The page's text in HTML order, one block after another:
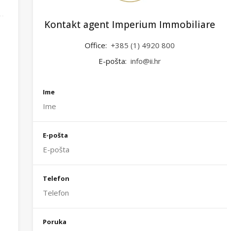
Kontakt agent Imperium Immobiliare
Office: +385 (1) 4920 800
E-pošta: info@ii.hr
Ime
E-pošta
Telefon
Poruka